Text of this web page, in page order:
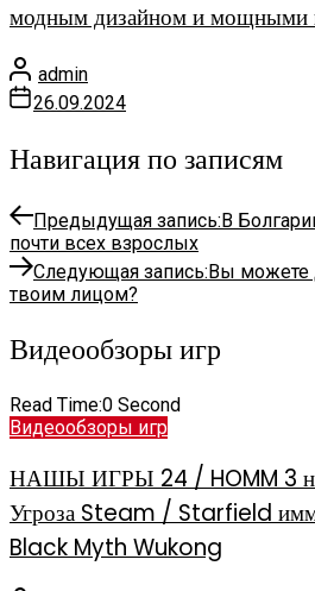
модным дизайном и мощными
admin
26.09.2024
Навигация по записям
Предыдущая запись:В
почти всех взрослых
Следующая запись:Вы можете
твоим лицом?
Видеообзоры игр
Read Time:0 Second
Видеообзоры игр
НАШЫ ИГРЫ 24 / HOMM 3 не
Угроза Steam / Starfield
Black Myth Wukong